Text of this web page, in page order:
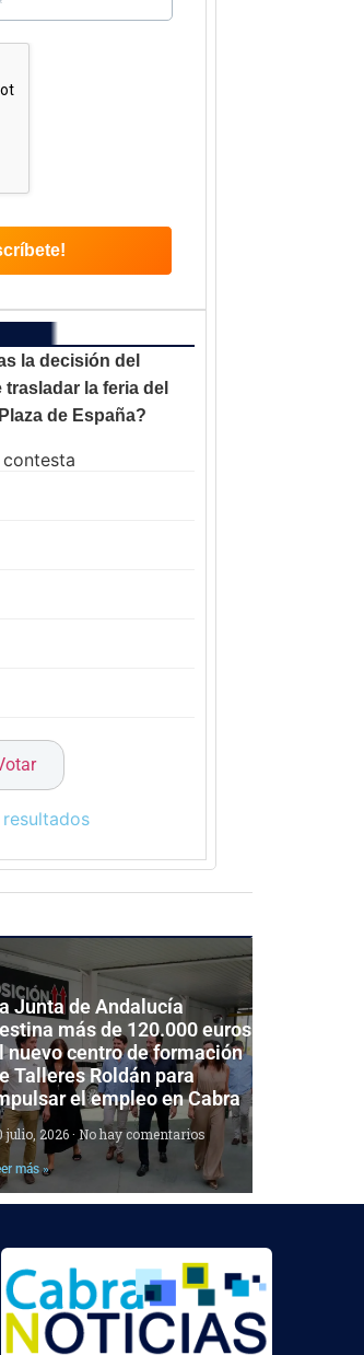
la decisión del
la feria del
de España?
Junta de Andalucía
más de 120.000 euros
nuevo centro de formación
Talleres Roldán para
el empleo en Cabra
julio, 2026 No hay comentarios
más »